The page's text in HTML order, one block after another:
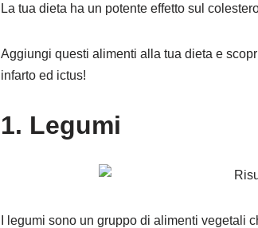
La tua dieta ha un potente effetto sul
Aggiungi questi alimenti alla tua dieta e
infarto ed ictus!
1. Legumi
I legumi sono un gruppo di alimenti vegetali